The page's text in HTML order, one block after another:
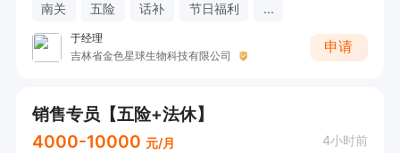
南关 五险 话补 节日福利 ...
于经理
吉林省金色星球生物科技有限公司
申请
销售专员【五险+法休】
4000-10000 元/月 4小时前